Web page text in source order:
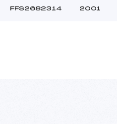
FFS2682314 2001